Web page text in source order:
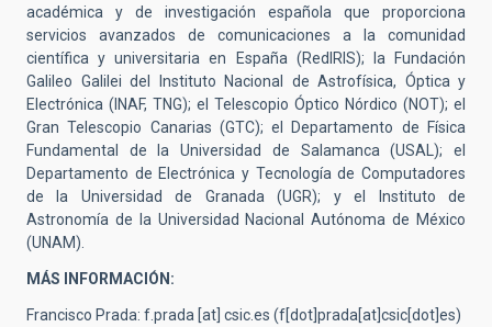
académica y de investigación española que proporciona
servicios avanzados de comunicaciones a la comunidad
científica y universitaria en España (RedIRIS); la Fundación
Galileo Galilei del Instituto Nacional de Astrofísica, Óptica y
Electrónica (INAF, TNG); el Telescopio Óptico Nórdico (NOT); el
Gran Telescopio Canarias (GTC); el Departamento de Física
Fundamental de la Universidad de Salamanca (USAL); el
Departamento de Electrónica y Tecnología de Computadores
de la Universidad de Granada (UGR); y el Instituto de
Astronomía de la Universidad Nacional Autónoma de México
(UNAM).
MÁS INFORMACIÓN:
Francisco Prada: f.prada [at] csic.es (f[dot]prada[at]csic[dot]es)